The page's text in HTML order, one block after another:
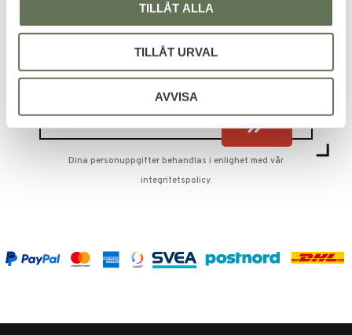
TILLÅT ALLA
TILLÅT URVAL
AVVISA
PRENUMERERA & TA DEL AV VÅRA
ERBJUDANDEN!
Dina personuppgifter behandlas i enlighet med vår
integritetspolicy.